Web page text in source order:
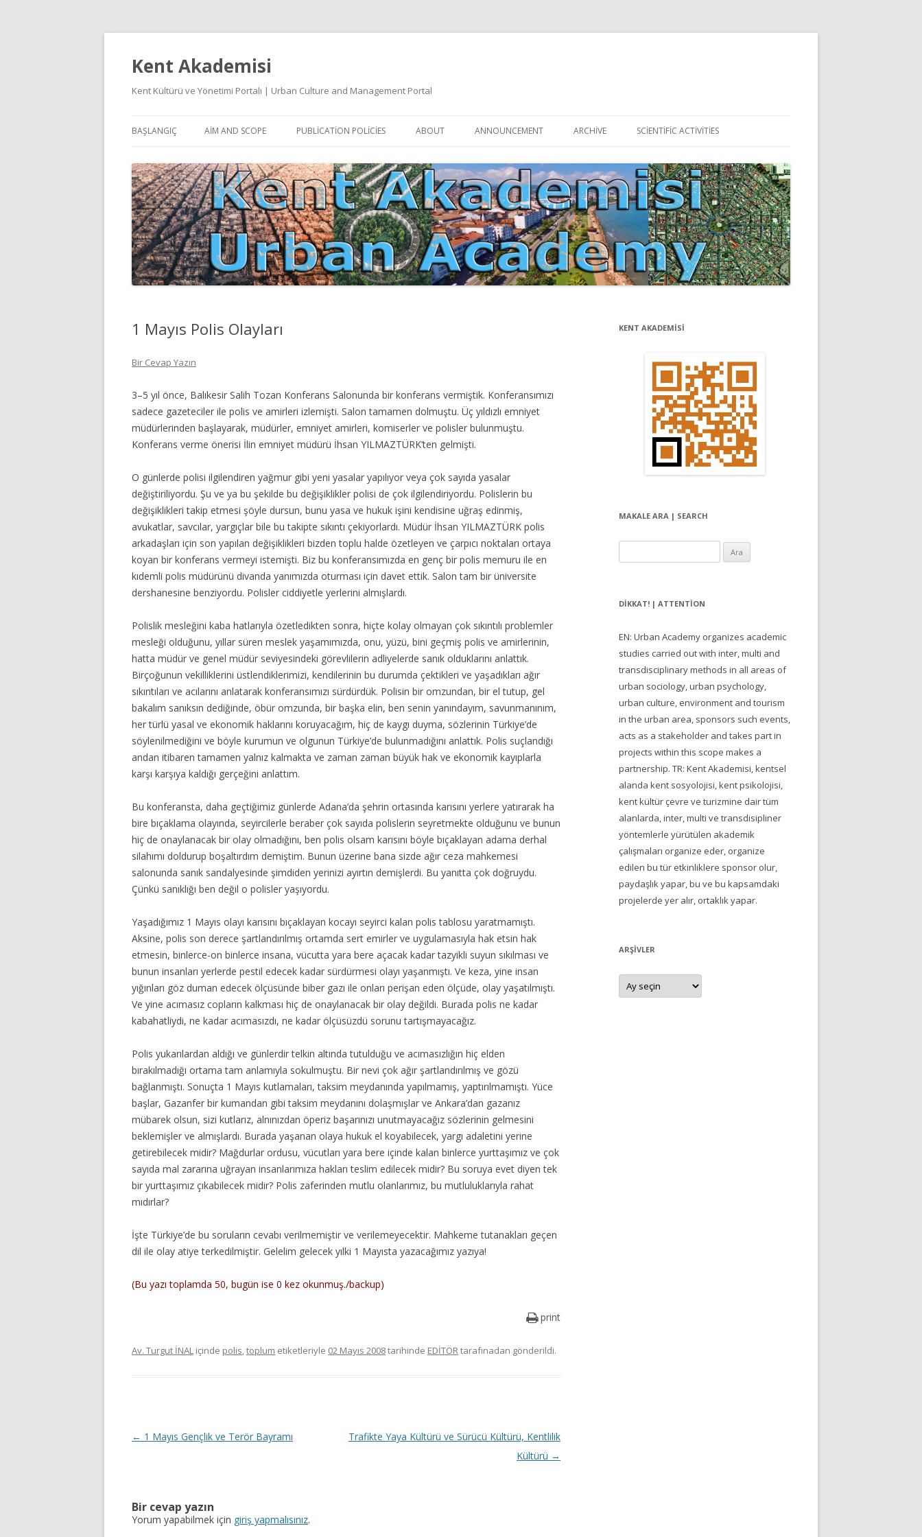
Kent Akademisi
Kent Kültürü ve Yönetimi Portalı | Urban Culture and Management Portal
atla
BAŞLANGIÇ AIM AND SCOPE PUBLICATION POLICIES
DOCUMENTATION
YAZIM KURALLARI
SÜREÇ REHBERI | PROCESS GUIDE
ETIK İLKELER | ETHICAL RULES
ABOUT
EDITORIAL BOARD
ETIK KURUL | ETHICAL BOARDS
İNDEKSLER
JOURNAL HISTORY | DERGI
TARIHÇESI
E-POSTA OKUMA | USER MAIL
İLETIŞIM | CONTACT US
PUBLICATION GROUP
REKLAM TARIFESI |
ADVERTISEMENT FEE
ANNOUNCEMENT ARCHIVE SCIENTIFIC ACTIVITIES
1 Mayıs Polis Olayları
Bir Cevap Yazın
3–5 yıl önce, Balıkesir Salih Tozan Konferans Salonunda bir konferans vermiştik. Konferansımızı
sadece gazeteciler ile polis ve amirleri izlemişti. Salon tamamen dolmuştu. Üç yıldızlı emniyet
müdürlerinden başlayarak, müdürler, emniyet amirleri, komiserler ve polisler bulunmuştu.
Konferans verme önerisi İlin emniyet müdürü İhsan YILMAZTÜRK’ten gelmişti.
O günlerde polisi ilgilendiren yağmur gibi yeni yasalar yapılıyor veya çok sayıda yasalar
değiştiriliyordu. Şu ve ya bu şekilde bu değişiklikler polisi de çok ilgilendiriyordu. Polislerin bu
değişiklikleri takip etmesi şöyle dursun, bunu yasa ve hukuk işini kendisine uğraş edinmiş,
avukatlar, savcılar, yargıçlar bile bu takipte sıkıntı çekiyorlardı. Müdür İhsan YILMAZTÜRK polis
arkadaşları için son yapılan değişiklikleri bizden toplu halde özetleyen ve çarpıcı noktaları ortaya
koyan bir konferans vermeyi istemişti. Biz bu konferansımızda en genç bir polis memuru ile en
kıdemli polis müdürünü divanda yanımızda oturması için davet ettik. Salon tam bir üniversite
dershanesine benziyordu. Polisler ciddiyetle yerlerini almışlardı.
Polislik mesleğini kaba hatlarıyla özetledikten sonra, hiçte kolay olmayan çok sıkıntılı problemler
mesleği olduğunu, yıllar süren meslek yaşamımızda, onu, yüzü, bini geçmiş polis ve amirlerinin,
hatta müdür ve genel müdür seviyesindeki görevlilerin adliyelerde sanık olduklarını anlattık.
Birçoğunun vekilliklerini üstlendiklerimizi, kendilerinin bu durumda çektikleri ve yaşadıkları ağır
sıkıntıları ve acılarını anlatarak konferansımızı sürdürdük. Polisin bir omzundan, bir el tutup, gel
bakalım sanıksın dediğinde, öbür omzunda, bir başka elin, ben senin yanındayım, savunmanınım,
her türlü yasal ve ekonomik haklarını koruyacağım, hiç de kaygı duyma, sözlerinin Türkiye’de
söylenilmediğini ve böyle kurumun ve olgunun Türkiye’de bulunmadığını anlattık. Polis suçlandığı
andan itibaren tamamen yalnız kalmakta ve zaman zaman büyük hak ve ekonomik kayıplarla
karşı karşıya kaldığı gerçeğini anlattım.
Bu konferansta, daha geçtiğimiz günlerde Adana’da şehrin ortasında karısını yerlere yatırarak ha
bire bıçaklama olayında, seyircilerle beraber çok sayıda polislerin seyretmekte olduğunu ve bunun
hiç de onaylanacak bir olay olmadığını, ben polis olsam karısını böyle bıçaklayan adama derhal
silahımı doldurup boşaltırdım demiştim. Bunun üzerine bana sizde ağır ceza mahkemesi
salonunda sanık sandalyesinde şimdiden yerinizi ayırtın demişlerdi. Bu yanıtta çok doğruydu.
Çünkü sanıklığı ben değil o polisler yaşıyordu.
Yaşadığımız 1 Mayıs olayı karısını bıçaklayan kocayı seyirci kalan polis tablosu yaratmamıştı.
Aksine, polis son derece şartlandırılmış ortamda sert emirler ve uygulamasıyla hak etsin hak
etmesin, binlerce-on binlerce insana, vücutta yara bere açacak kadar tazyikli suyun sıkılması ve
bunun insanları yerlerde pestil edecek kadar sürdürmesi olayı yaşanmıştı. Ve keza, yine insan
yığınları göz duman edecek ölçüsünde biber gazı ile onları perişan eden ölçüde, olay yaşatılmıştı.
Ve yine acımasız copların kalkması hiç de onaylanacak bir olay değildi. Burada polis ne kadar
kabahatliydi, ne kadar acımasızdı, ne kadar ölçüsüzdü sorunu tartışmayacağız.
Polis yukarılardan aldığı ve günlerdir telkin altında tutulduğu ve acımasızlığın hiç elden
bırakılmadığı ortama tam anlamıyla sokulmuştu. Bir nevi çok ağır şartlandırılmış ve gözü
bağlanmıştı. Sonuçta 1 Mayıs kutlamaları, taksim meydanında yapılmamış, yaptırılmamıştı. Yüce
başlar, Gazanfer bir kumandan gibi taksim meydanını dolaşmışlar ve Ankara’dan gazanız
mübarek olsun, sizi kutlarız, alnınızdan öperiz başarınızı unutmayacağız sözlerinin gelmesini
beklemişler ve almışlardı. Burada yaşanan olaya hukuk el koyabilecek, yargı adaletini yerine
getirebilecek midir? Mağdurlar ordusu, vücutları yara bere içinde kalan binlerce yurttaşımız ve çok
sayıda mal zararına uğrayan insanlarımıza hakları teslim edilecek midir? Bu soruya evet diyen tek
bir yurttaşımız çıkabilecek midir? Polis zaferinden mutlu olanlarımız, bu mutluluklarıyla rahat
mıdırlar?
İşte Türkiye’de bu soruların cevabı verilmemiştir ve verilemeyecektir. Mahkeme tutanakları geçen
dil ile olay atiye terkedilmiştir. Gelelim gelecek yılki 1 Mayısta yazacağımız yazıya!
(Bu yazı toplamda 50, bugün ise 0 kez okunmuş./backup)
print
Av. Turgut İNAL içinde polis,toplum etiketleriyle 02 Mayıs 2008tarihinde EDİTÖRtarafınadan gönderildi.
Y
d
← 1 Mayıs Gençlik ve Terör Bayramı
Trafikte Yaya Kültürü ve Sürücü Kültürü, Kentlilik
Kültürü →
Bir cevap yazın
Yorum yapabilmek için giriş yapmalısınız.
KENT AKADEMİSİ
MAKALE ARA | SEARCH
DIKKAT! | ATTENTION
EN: Urban Academy organizes academic
studies carried out with inter, multi and
transdisciplinary methods in all areas of
urban sociology, urban psychology,
urban culture, environment and tourism
in the urban area, sponsors such events,
acts as a stakeholder and takes part in
projects within this scope makes a
partnership. TR: Kent Akademisi, kentsel
alanda kent sosyolojisi, kent psikolojisi,
kent kültür çevre ve turizmine dair tüm
alanlarda, inter, multi ve transdisipliner
yöntemlerle yürütülen akademik
çalışmaları organize eder, organize
edilen bu tür etkinliklere sponsor olur,
paydaşlık yapar, bu ve bu kapsamdaki
projelerde yer alır, ortaklık yapar.
ARŞIVLER
Arşivler